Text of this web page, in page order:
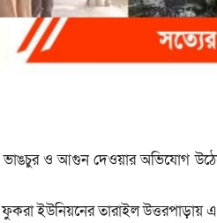
ভাঙচুর ও আগুন দেওয়ার অভিযোগ
ইউনিয়নের তারাইল উত্তরপাড়ায়